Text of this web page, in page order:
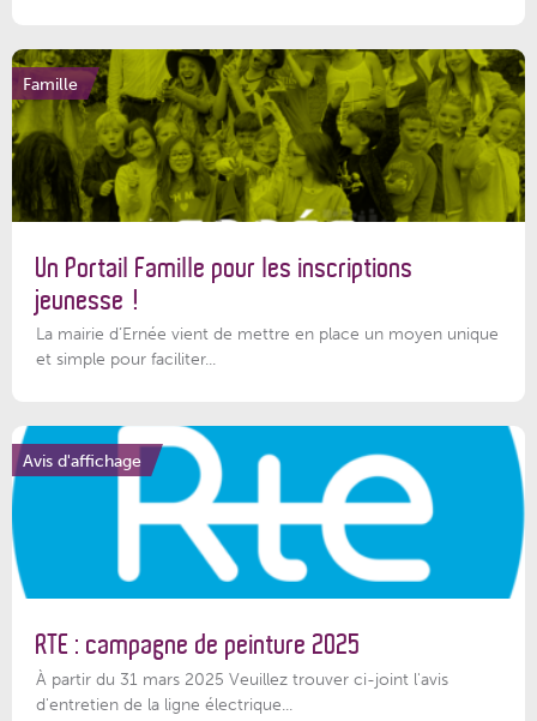
Famille
Un Portail Famille pour les inscriptions
jeunesse !
La mairie d’Ernée vient de mettre en place un moyen unique
et simple pour faciliter...
Avis d'affichage
RTE : campagne de peinture 2025
À partir du 31 mars 2025 Veuillez trouver ci-joint l'avis
d'entretien de la ligne électrique...